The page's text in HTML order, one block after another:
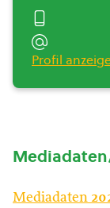
Profil
Mediadaten